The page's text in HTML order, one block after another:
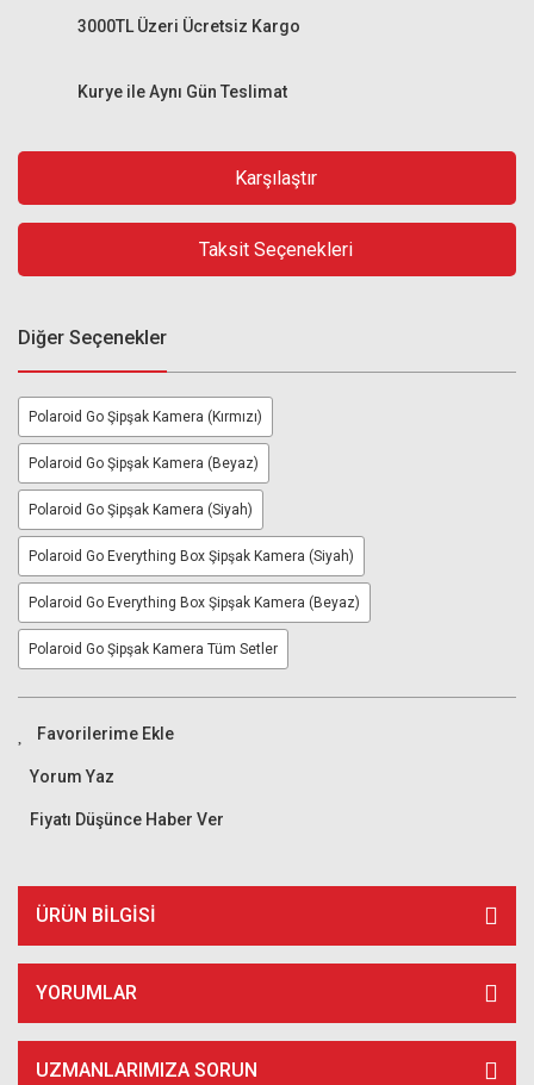
Kurye ile Aynı Gün Teslimat
3000TL Üzeri Ücretsiz Kargo
Karşılaştır
Taksit Seçenekleri
Diğer Seçenekler
Polaroid Go Şipşak Kamera (Kırmızı)
Polaroid Go Şipşak Kamera (Beyaz)
Polaroid Go Şipşak Kamera (Siyah)
Polaroid Go Everything Box Şipşak Kamera (Siyah)
Polaroid Go Everything Box Şipşak Kamera (Beyaz)
Polaroid Go Şipşak Kamera Tüm Setler
Yorum Yaz
Fiyatı Düşünce Haber Ver
ÜRÜN BILGISI
YORUMLAR
UZMANLARIMIZA SORUN